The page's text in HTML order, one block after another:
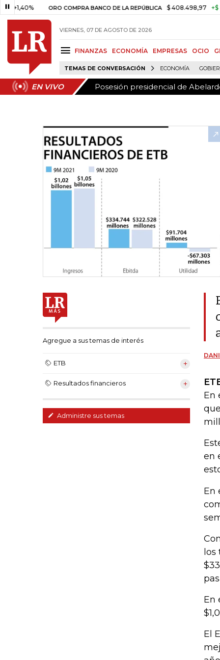
ORO COMPRA BANCO DE LA REPÚBLICA $ 408.498,97 +$
VIERNES, 07 DE AGOSTO DE 2026
FINANZAS ECONOMÍA EMPRESAS OCIO
TEMAS DE CONVERSACIÓN ECONOMÍA
EN VIVO Posesión presidencial de
EN VIVO Posesión presidencial de
Agregue a sus temas de interés
ETB
Resultados financieros
Administre sus temas
En
en
En
En
El